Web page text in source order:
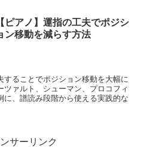
【ピアノ】運指の工夫でポジシ
ン移動を減らす方法
することでポジション移動を大幅に
ァルト、シューマン、プロコフィ
に、譜読み段階から使える実践的な
サーリンク